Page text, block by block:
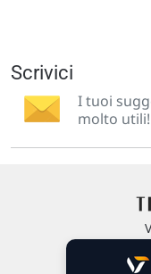
Scrivici
I tuoi
molto